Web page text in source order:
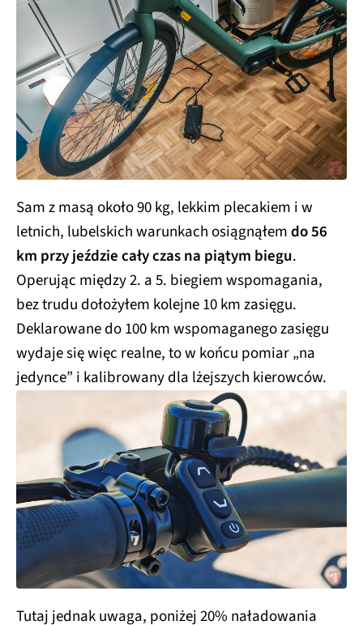
Sam z masą około 90 kg, lekkim plecakiem i w
letnich, lubelskich warunkach osiągnąłemdo 56
km przy jeździe cały czas na piątym biegu.
Operując między 2. a 5. biegiem wspomagania,
bez trudu dołożyłem kolejne 10 km zasięgu.
Deklarowane do 100 km wspomaganego zasięgu
wydaje się więc realne, to w końcu pomiar „na
jedynce” i kalibrowany dla lżejszych kierowców.
Tutaj jednak uwaga, poniżej 20% naładowania